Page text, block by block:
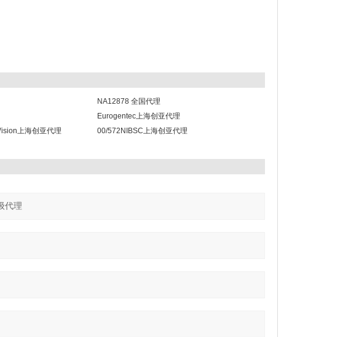
NA12878 全国代理
Eurogentec上海创亚代理
上海创亚代理
00/572NIBSC上海创亚代理